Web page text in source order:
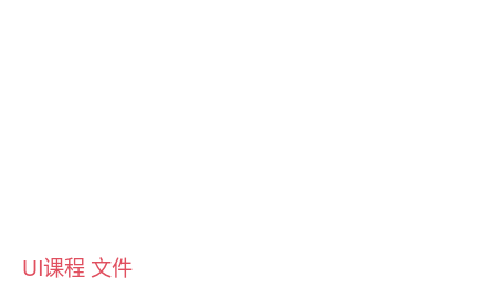
UI课程 文件